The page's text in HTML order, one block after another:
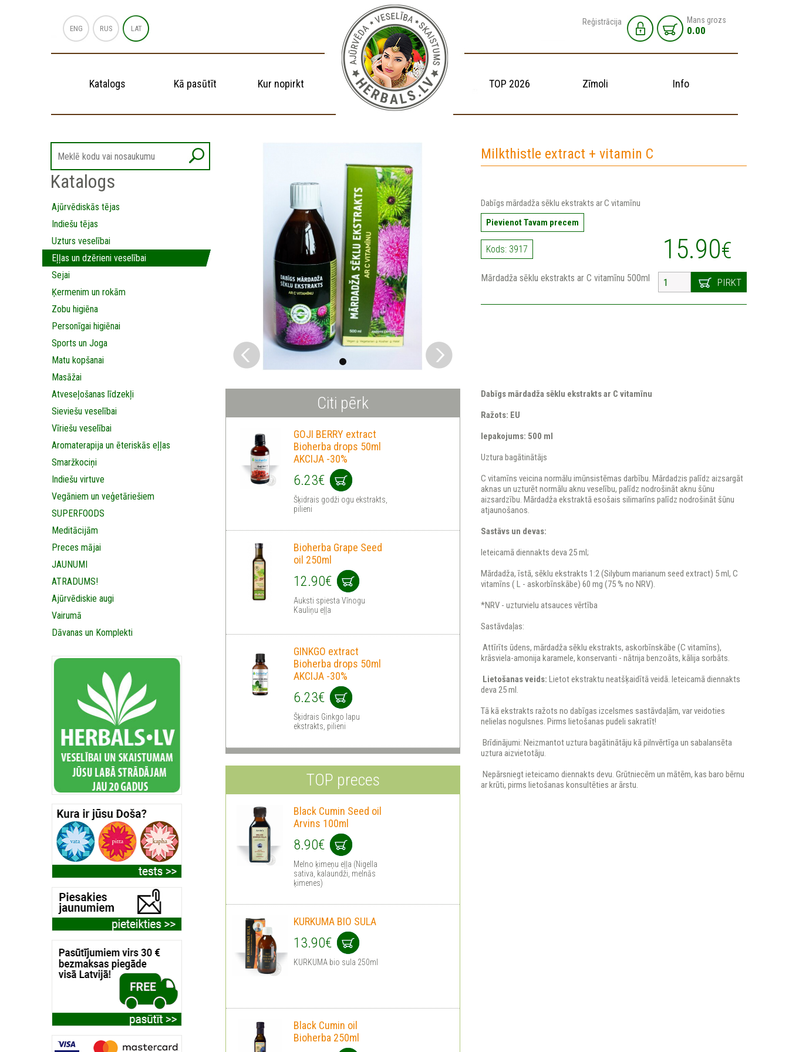
ENG RUS LAT
Reģistrācija Mans grozs
0.00
Katalogs Kā pasūtīt Kur nopirkt TOP 2026 Zīmoli Info
Katalogs
Ajūrvēdiskās tējas
Indiešu tējas
Uzturs veselībai
Eļļas un dzērieni veselībai
Sejai
Ķermenim un rokām
Zobu higiēna
Personīgai higiēnai
Sports un Joga
Matu kopšanai
Masāžai
Аtveseļošanas līdzekļi
Sieviešu veselībai
Vīriešu veselībai
Aromaterapija un ēteriskās eļļas
Smaržkociņi
Indiešu virtuve
Vegāniem un veģetāriešiem
SUPERFOODS
Meditācijām
Preces mājai
JAUNUMI
ATRADUMS!
Ajūrvēdiskie augi
Vairumā
Dāvanas un Komplekti
Milkthistle extract + vitamin C
Dabīgs mārdadža sēklu ekstrakts ar C vitamīnu
Pievienot Tavam precem
Kods: 3917 15.90€
PIRKT
Mārdadža sēklu ekstrakts ar C vitamīnu 500ml
Dabīgs mārdadža sēklu ekstrakts ar C vitamīnu
Ražots: EU
Iepakojums: 500 ml
Uztura bagātinātājs
C vitamīns veicina normālu imūnsistēmas darbību. Mārdadzis palīdz aizsargāt
aknas un uzturēt normālu aknu veselību, palīdz nodrošināt aknu šūnu
aizsardzību. Mārdadža ekstraktā esošais silimarīns palīdz nodrošināt šūnu
atjaunošanos.
Sastāvs un devas:
Ieteicamā diennakts deva 25 ml;
Mārdadža, īstā, sēklu ekstrakts 1:2 (Silybum marianum seed extract) 5 ml, C
vitamīns ( L - askorbīnskābe) 60 mg (75 % no NRV).
*NRV - uzturvielu atsauces vērtība
Sastāvdaļas:
Attīrīts ūdens, mārdadža sēklu ekstrakts, askorbīnskābe (C vitamīns),
krāsviela-amonija karamele, konservanti - nātrija benzoāts, kālija sorbāts.
Lietošanas veids: Lietot ekstraktu neatšķaidītā veidā. Ieteicamā diennakts
deva 25 ml.
Tā kā ekstrakts ražots no dabīgas izcelsmes sastāvdaļām, var veidoties
nelielas nogulsnes. Pirms lietošanas pudeli sakratīt!
Brīdinājumi: Neizmantot uztura bagātinātāju kā pilnvērtīga un sabalansēta
uztura aizvietotāju.
Nepārsniegt ieteicamo diennakts devu. Grūtniecēm un mātēm, kas baro bērnu
ar krūti, pirms lietošanas konsultēties ar ārstu.
Citi pērk
GOJI BERRY extract
Bioherba drops 50ml
AKCIJA -30%
6.23€
Šķidrais godži ogu ekstrakts,
pilieni
Bioherba Grape Seed
oil 250ml
12.90€
Auksti spiesta Vīnogu
Kauliņu eļļa
GINKGO extract
Bioherba drops 50ml
AKCIJA -30%
6.23€
Šķidrais Ginkgo lapu
ekstrakts, pilieni
TOP preces
Black Cumin Seed oil
Arvins 100ml
8.90€
Melno ķimeņu eļļa (Nigella
sativa, kalaundži, melnās
ķimenes)
KURKUMA BIO SULA
13.90€
KURKUMA bio sula 250ml
Black Cumin oil
Bioherba 250ml